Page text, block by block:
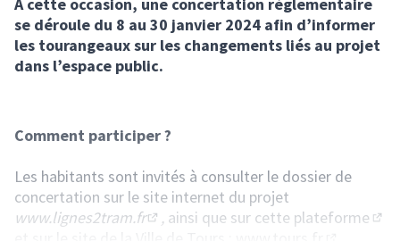
se déroule du 8 au 30 janvier 2024 afin d’informer
les tourangeaux sur les changements liés au projet
dans l’espace public.
Comment participer ?
Les habitants sont invités à consulter le dossier de
concertation sur le site internet du projet
www.lignes2tram.fr
(Lien externe)
, ainsi que sur cette plateforme